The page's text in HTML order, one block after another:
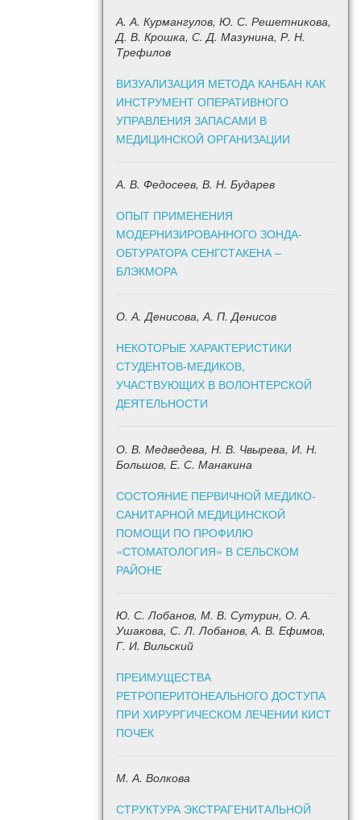
А. А. Курмангулов, Ю. С. Решетникова,
Д. В. Крошка, С. Д. Мазунина, Р. Н.
Трефилов
ВИЗУАЛИЗАЦИЯ МЕТОДА КАНБАН КАК
ИНСТРУМЕНТ ОПЕРАТИВНОГО
УПРАВЛЕНИЯ ЗАПАСАМИ В
МЕДИЦИНСКОЙ ОРГАНИЗАЦИИ
А. В. Федосеев, В. Н. Бударев
ОПЫТ ПРИМЕНЕНИЯ
МОДЕРНИЗИРОВАННОГО ЗОНДА-
ОБТУРАТОРА СЕНГСТАКЕНА –
БЛЭКМОРА
О. А. Денисова, А. П. Денисов
НЕКОТОРЫЕ ХАРАКТЕРИСТИКИ
СТУДЕНТОВ-МЕДИКОВ,
УЧАСТВУЮЩИХ В ВОЛОНТЕРСКОЙ
ДЕЯТЕЛЬНОСТИ
О. В. Медведева, Н. В. Чвырева, И. Н.
Большов, Е. С. Манакина
СОСТОЯНИЕ ПЕРВИЧНОЙ МЕДИКО-
САНИТАРНОЙ МЕДИЦИНСКОЙ
ПОМОЩИ ПО ПРОФИЛЮ
«СТОМАТОЛОГИЯ» В СЕЛЬСКОМ
РАЙОНЕ
Ю. С. Лобанов, М. В. Сутурин, О. А.
Ушакова, С. Л. Лобанов, А. В. Ефимов,
Г. И. Вильский
ПРЕИМУЩЕСТВА
РЕТРОПЕРИТОНЕАЛЬНОГО ДОСТУПА
ПРИ ХИРУРГИЧЕСКОМ ЛЕЧЕНИИ КИСТ
ПОЧЕК
М. А. Волкова
СТРУКТУРА ЭКСТРАГЕНИТАЛЬНОЙ